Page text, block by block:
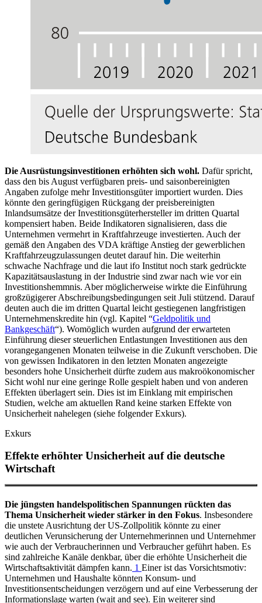
Die Ausrüstungsinvestitionen erhöhten sich wohl. Dafür spricht,
dass den bis August verfügbaren preis- und saisonbereinigten
Angaben zufolge mehr Investitionsgüter importiert wurden. Dies
könnte den geringfügigen Rückgang der preisbereinigten
Inlandsumsätze der Investitionsgüterhersteller im dritten Quartal
kompensiert haben. Beide Indikatoren signalisieren, dass die
Unternehmen vermehrt in Kraftfahrzeuge investierten. Auch der
gemäß den Angaben des VDA kräftige Anstieg der gewerblichen
Kraftfahrzeugzulassungen deutet darauf hin. Die weiterhin
schwache Nachfrage und die laut ifo Institut noch stark gedrückte
Kapazitätsauslastung in der Industrie sind zwar nach wie vor ein
Investitionshemmnis. Aber möglicherweise wirkte die Einführung
großzügigerer Abschreibungsbedingungen seit Juli stützend. Darauf
deuten auch die im dritten Quartal leicht gestiegenen langfristigen
Unternehmenskredite hin (vgl. Kapitel “Geldpolitik und
Bankgeschäft“). Womöglich wurden aufgrund der erwarteten
Einführung dieser steuerlichen Entlastungen Investitionen aus den
vorangegangenen Monaten teilweise in die Zukunft verschoben. Die
von gewissen Indikatoren in den letzten Monaten angezeigte
besonders hohe Unsicherheit dürfte zudem aus makroökonomischer
Sicht wohl nur eine geringe Rolle gespielt haben und von anderen
Effekten überlagert sein. Dies ist im Einklang mit empirischen
Studien, welche am aktuellen Rand keine starken Effekte von
Unsicherheit nahelegen (siehe folgender Exkurs).
Exkurs
Effekte erhöhter Unsicherheit auf die deutsche
Wirtschaft
Die jüngsten handelspolitischen Spannungen rückten das
Thema Unsicherheit wieder stärker in den Fokus. Insbesondere
die unstete Ausrichtung derUS-Zollpolitik könnte zu einer
deutlichen Verunsicherung der Unternehmerinnen und Unternehmer
wie auch der Verbraucherinnen und Verbraucher geführt haben. Es
sind zahlreiche Kanäle denkbar, über die erhöhte Unsicherheit die
Wirtschaftsaktivität dämpfen kann. 1 Einer ist das Vorsichtsmotiv:
Unternehmen und Haushalte könnten Konsum- und
Investitionsentscheidungen verzögern und auf eine Verbesserung der
Informationslage warten (wait and see). Ein weiterer sind